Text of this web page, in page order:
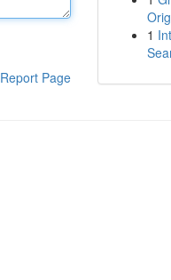
Report Page
1